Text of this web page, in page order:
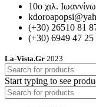
10ο χιλ.
(+30) 26510 81
(+30) 6949 47 25
La-Vista.Gr 2023
Start typing to see